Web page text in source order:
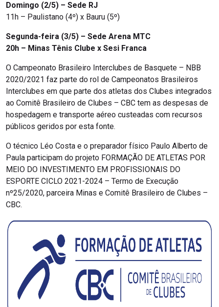
Domingo (2/5) – Sede RJ
11h – Paulistano (4º) x Bauru (5º)
Segunda-feira (3/5) – Sede Arena MTC
20h – Minas Tênis Clube x Sesi Franca
O Campeonato Brasileiro Interclubes de Basquete – NBB
2020/2021 faz parte do rol de Campeonatos Brasileiros
Interclubes em que parte dos atletas dos Clubes integrados
ao Comitê Brasileiro de Clubes – CBC tem as despesas de
hospedagem e transporte aéreo custeadas com recursos
públicos geridos por esta fonte.
O técnico Léo Costa e o preparador físico Paulo Alberto de
Paula participam do projeto FORMAÇÃO DE ATLETAS POR
MEIO DO INVESTIMENTO EM PROFISSIONAIS DO
ESPORTE CICLO 2021-2024 – Termo de Execução
nº25/2020, parceira Minas e Comitê Brasileiro de Clubes –
CBC.